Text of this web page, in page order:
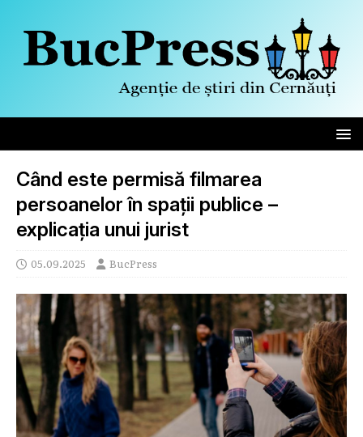
Când este permisă filmarea
persoanelor în spații publice –
explicația unui jurist
05.09.2025 BucPress